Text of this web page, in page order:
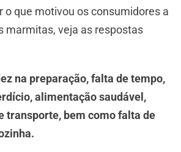
o que motivou os consumidores a
marmitas, veja as respostas
na preparação, falta de tempo,
alimentação saudável,
transporte, bem como falta de